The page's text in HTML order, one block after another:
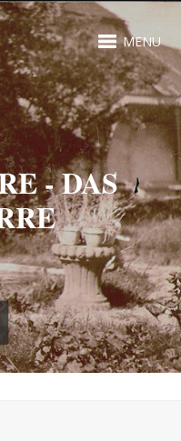
MENU
- DAS